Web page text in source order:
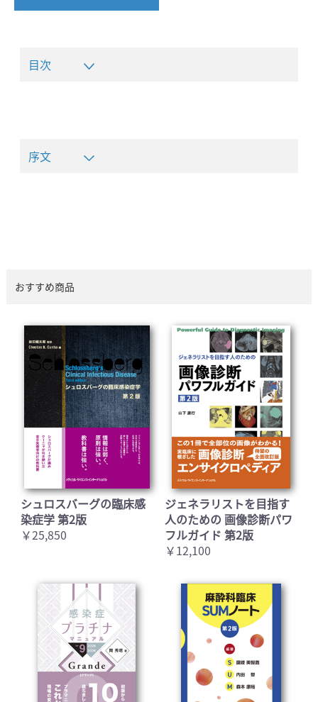
目次
序文
おすすめ商品
シュロスバーグの臨床感
染症学 第2版
￥25,850
ジェネラリストを目指す
人のための 画像診断パワ
フルガイド 第2版
￥12,100